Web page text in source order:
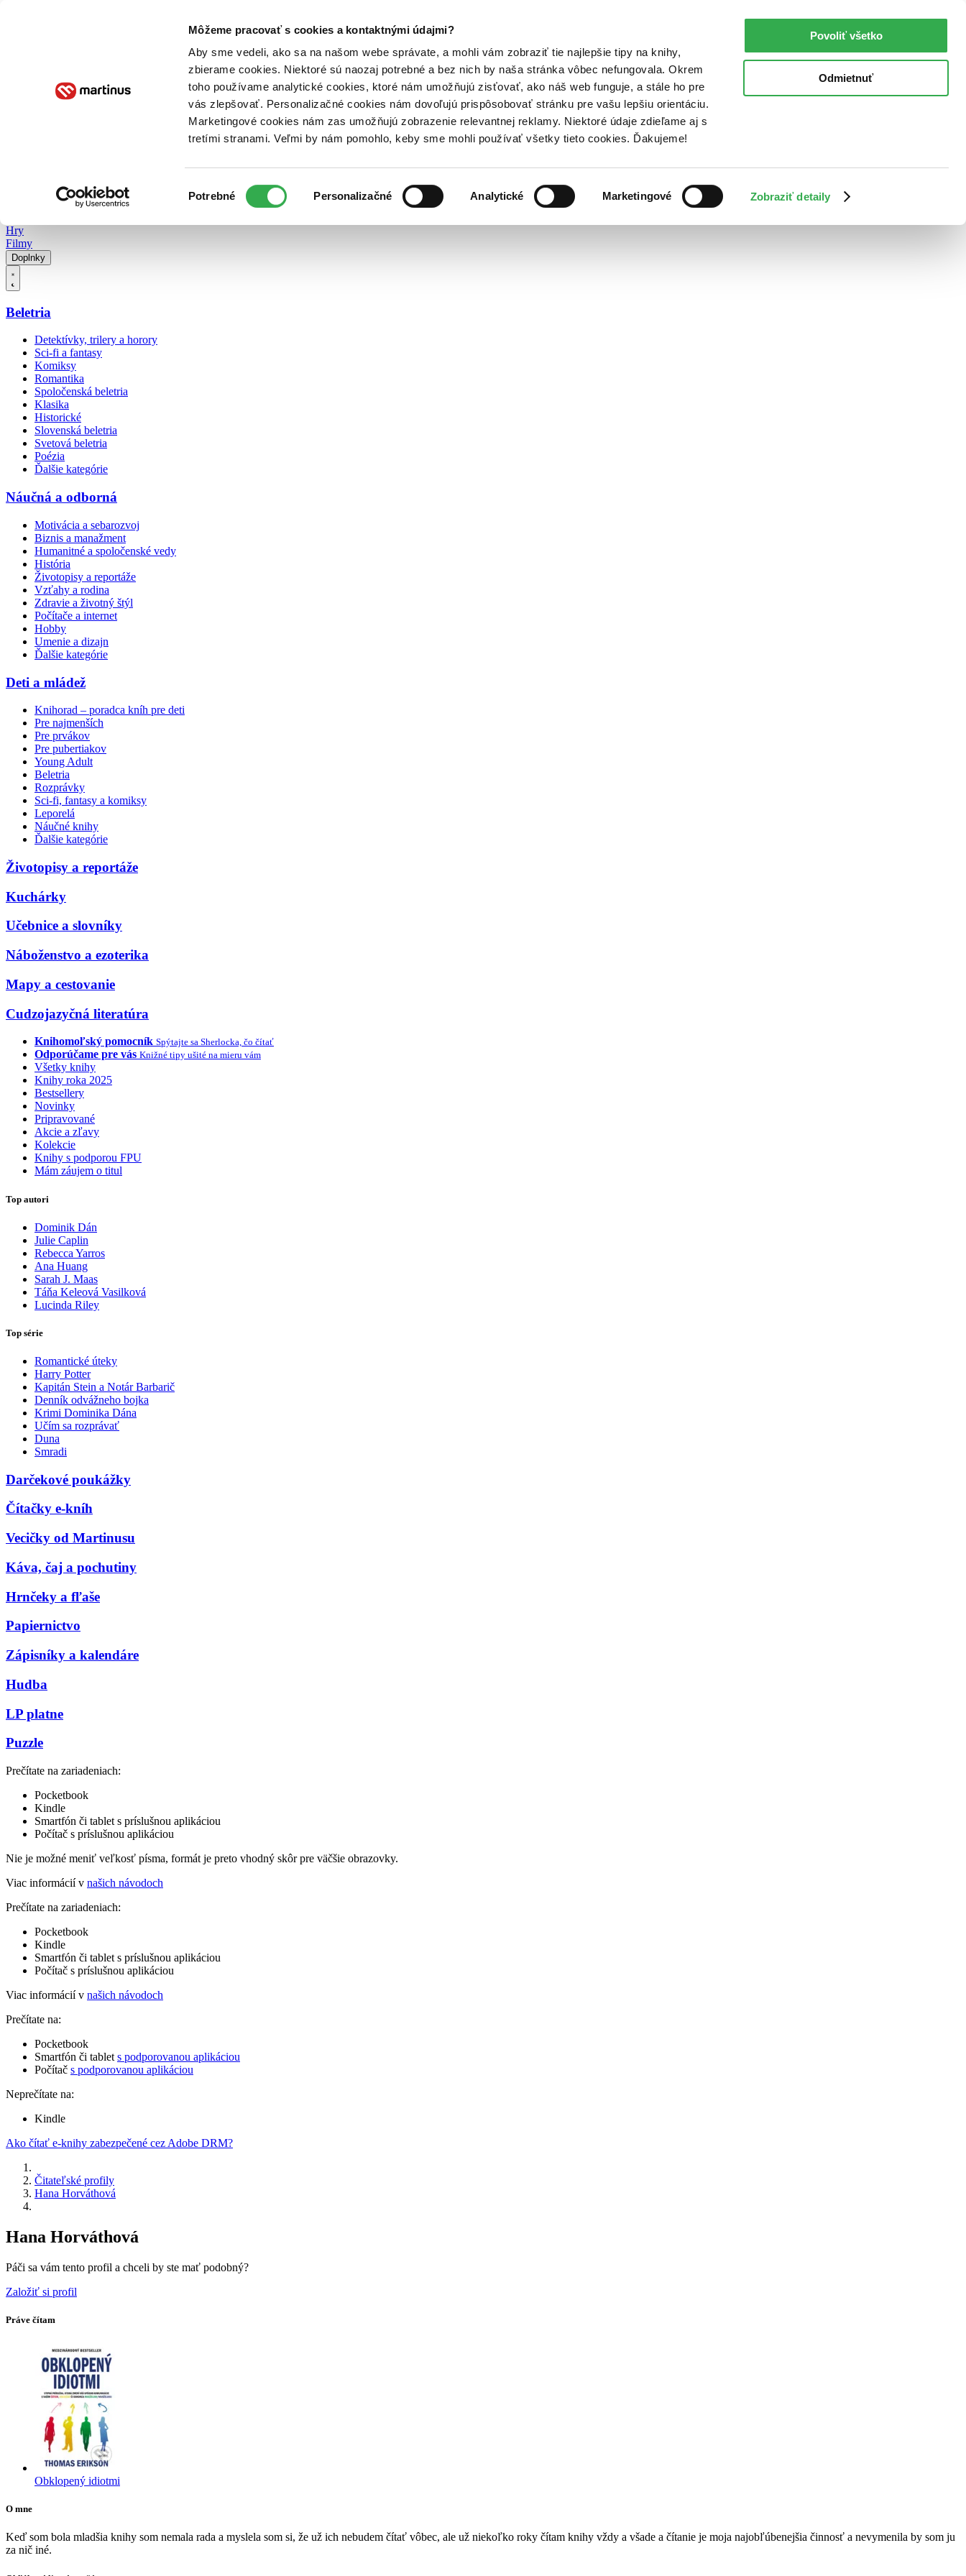
Môžeme pracovať s cookies a kontaktnými údajmi?
Aby sme vedeli, ako sa na našom webe správate, a mohli vám zobraziť tie najlepšie tipy na knihy,
zbierame cookies. Niektoré sú naozaj potrebné a bez nich by naša stránka vôbec nefungovala. Okrem
toho používame analytické cookies, ktoré nám umožňujú zisťovať, ako náš web funguje, a stále ho pre
vás zlepšovať. Personalizačné cookies nám dovoľujú prispôsobovať stránku pre vašu lepšiu orientáciu.
Marketingové cookies nám zas umožňujú zobrazenie relevantnej reklamy. Niektoré údaje zdieľame aj s
tretími stranami. Veľmi by nám pomohlo, keby sme mohli používať všetky tieto cookies. Ďakujeme!
súhlasu
Potrebné Personalizačné Analytické Marketingové Zobraziť detaily
Povoliť všetko
Odmietnuť
Poukážky Kontakt
Hry
Filmy
Doplnky
Beletria
Detektívky, trilery a horory
Sci-fi a fantasy
Komiksy
Romantika
Spoločenská beletria
Klasika
Historické
Slovenská beletria
Svetová beletria
Poézia
Ďalšie kategórie
Náučná a odborná
Motivácia a sebarozvoj
Biznis a manažment
Humanitné a spoločenské vedy
História
Životopisy a reportáže
Vzťahy a rodina
Zdravie a životný štýl
Počítače a internet
Hobby
Umenie a dizajn
Ďalšie kategórie
Deti a mládež
Knihorad – poradca kníh pre deti
Pre najmenších
Pre prvákov
Pre pubertiakov
Young Adult
Beletria
Rozprávky
Sci-fi, fantasy a komiksy
Leporelá
Náučné knihy
Ďalšie kategórie
Životopisy a reportáže
Kuchárky
Učebnice a slovníky
Náboženstvo a ezoterika
Mapy a cestovanie
Cudzojazyčná literatúra
Knihomoľský pomocník Spýtajte sa Sherlocka, čo čítať
Odporúčame pre vás Knižné tipy ušité na mieru vám
Všetky knihy
Knihy roka 2025
Bestsellery
Novinky
Pripravované
Akcie a zľavy
Kolekcie
Knihy s podporou FPU
Mám záujem o titul
Top autori
Dominik Dán
Julie Caplin
Rebecca Yarros
Ana Huang
Sarah J. Maas
Táňa Keleová Vasilková
Lucinda Riley
Top série
Romantické úteky
Harry Potter
Kapitán Stein a Notár Barbarič
Denník odvážneho bojka
Krimi Dominika Dána
Učím sa rozprávať
Duna
Smradi
Darčekové poukážky
Čítačky e-kníh
Vecičky od Martinusu
Káva, čaj a pochutiny
Hrnčeky a fľaše
Papiernictvo
Zápisníky a kalendáre
Hudba
LP platne
Puzzle
Prečítate na zariadeniach:
Pocketbook
Kindle
Smartfón či tablet s príslušnou aplikáciou
Počítač s príslušnou aplikáciou
Nie je možné meniť veľkosť písma, formát je preto vhodný skôr pre väčšie obrazovky.
Viac informácií v našich návodoch
Prečítate na zariadeniach:
Pocketbook
Kindle
Smartfón či tablet s príslušnou aplikáciou
Počítač s príslušnou aplikáciou
Viac informácií v našich návodoch
Prečítate na:
Pocketbook
Smartfón či tablet s podporovanou aplikáciou
Počítač s podporovanou aplikáciou
Neprečítate na:
Kindle
Ako čítať e-knihy zabezpečené cez Adobe DRM?
Čitateľské profily
Hana Horváthová
Hana Horváthová
Páči sa vám tento profil a chceli by ste mať podobný?
Založiť si profil
Práve čítam
Obklopený idiotmi
O mne
Keď som bola mladšia knihy som nemala rada a myslela som si, že už ich nebudem čítať vôbec, ale už niekoľko roky čítam knihy vždy a všade a čítanie je moja najobľúbenejšia činnosť a nevymenila by som ju
za nič iné.